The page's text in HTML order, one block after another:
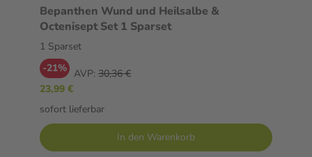
Bepanthen Wund und Heilsalbe &
Octenisept Set 1 Sparset
1 Sparset
-21% AVP: 30,36 €
23,99 €
sofort lieferbar
In den Warenkorb